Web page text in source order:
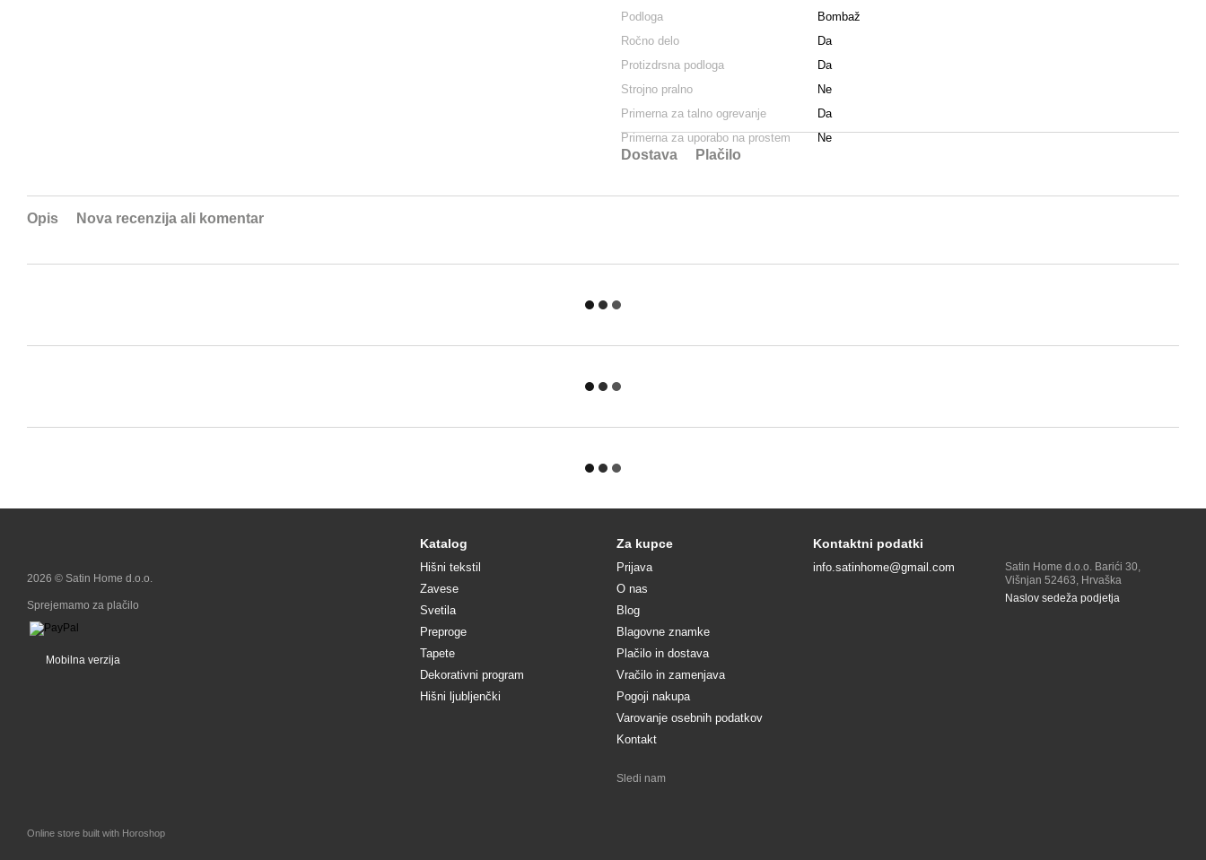
Podloga
Bombaž
Ročno delo
Da
Protizdrsna podloga
Da
Strojno pralno
Ne
Primerna za talno ogrevanje
Da
Primerna za uporabo na prostem
Ne
Dostava Plačilo
Opis Nova recenzija ali komentar
2026 © Satin Home d.o.o.
Sprejemamo za plačilo
Mobilna verzija
Online store built with Horoshop
Katalog
Hišni tekstil
Zavese
Svetila
Preproge
Tapete
Dekorativni program
Hišni ljubljenčki
Za kupce
Prijava
O nas
Blog
Blagovne znamke
Plačilo in dostava
Vračilo in zamenjava
Pogoji nakupa
Varovanje osebnih podatkov
Kontakt
Sledi nam
Kontaktni podatki
info.satinhome@gmail.com
Satin Home d.o.o. Barići 30,
Višnjan 52463, Hrvaška
Naslov sedeža podjetja